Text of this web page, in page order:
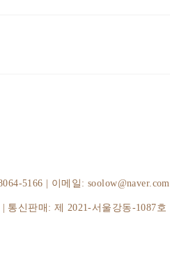
5166 | 이메일: soolow@naver.com
| 통신판매: 제 2021-서울강동-1087호